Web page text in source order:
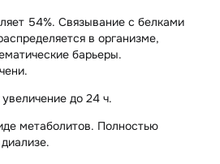
54%. Связывание с белками
в организме,
барьеры.
до 24 ч.
метаболитов. Полностью